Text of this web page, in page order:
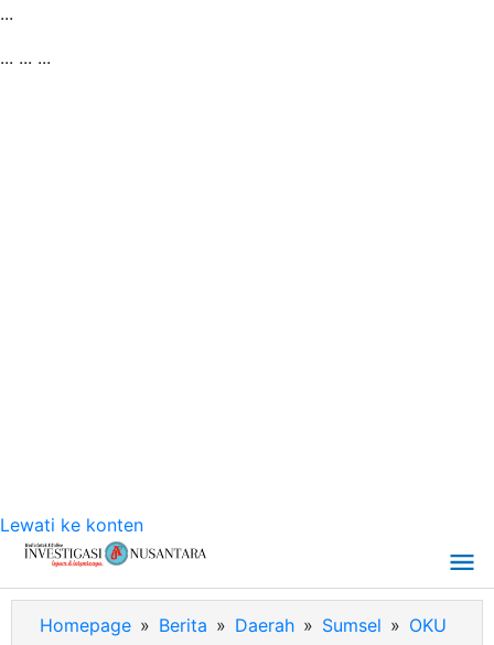
...
... ... ...
Lewati ke konten
Homepage » Berita » Daerah » Sumsel » OKU